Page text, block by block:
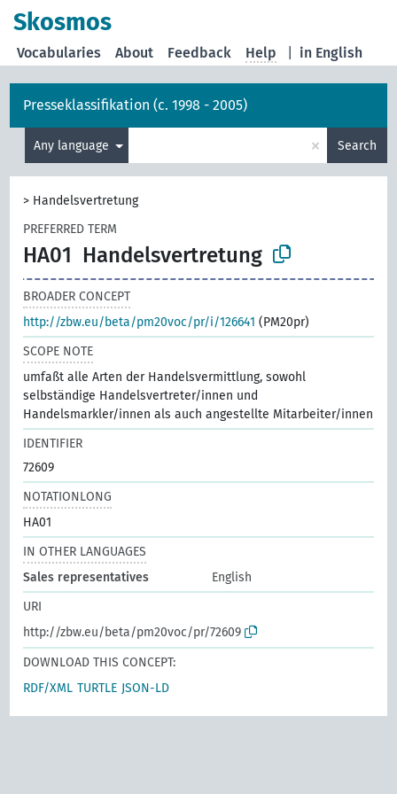
Skosmos
in English
Vocabularies About Feedback Help
Presseklassifikation (c. 1998 - 2005)
Any language × Search
> Handelsvertretung
PREFERRED TERM
HA01 Handelsvertretung
BROADER CONCEPT
http://zbw.eu/beta/pm20voc/pr/i/126641 (PM20pr)
SCOPE NOTE
umfaßt alle Arten der Handelsvermittlung, sowohl
selbständige Handelsvertreter/innen und
Handelsmarkler/innen als auch angestellte Mitarbeiter/innen
IDENTIFIER
72609
NOTATIONLONG
HA01
IN OTHER LANGUAGES
Sales representatives
English
URI
http://zbw.eu/beta/pm20voc/pr/72609
DOWNLOAD THIS CONCEPT:
RDF/XML TURTLE JSON-LD